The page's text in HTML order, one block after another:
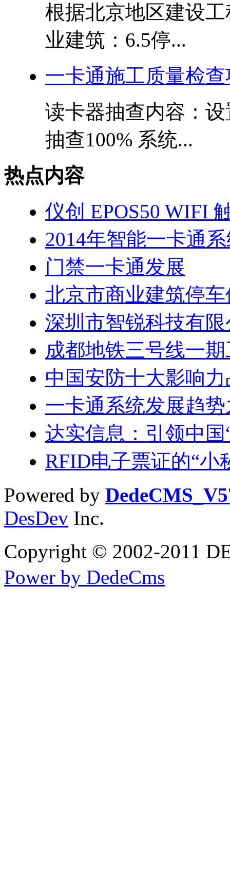
根据北京地区建设
业建筑：6.5停...
一卡通施工质量检
读卡器抽查内容：
抽查100% 系统...
热点内容
仪创 EPOS50 WIFI
2014年智能一卡通
门禁一卡通发展
北京市商业建筑停
深圳市智锐科技有
成都地铁三号线一
中国安防十大影响
一卡通系统发展趋
达实信息：引领中国
RFID电子票证的“小
Powered by
DesDev Inc.
Copyright © 2002-2011
Power by DedeCms